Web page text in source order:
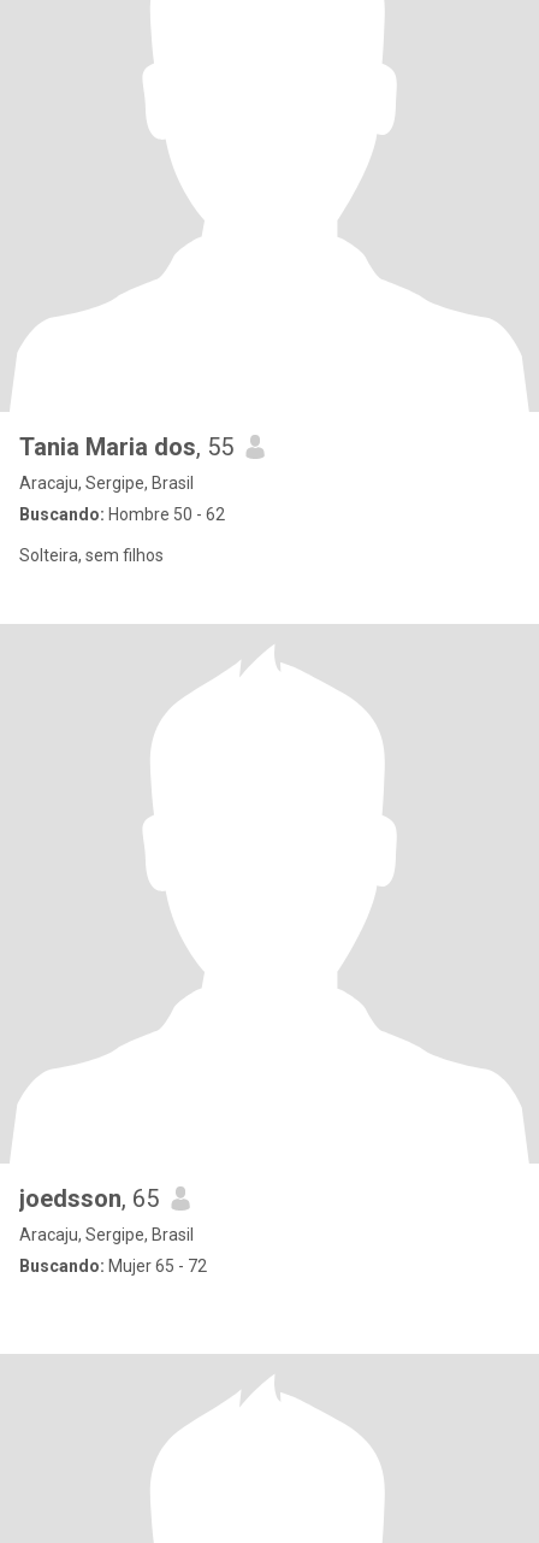
Tania Maria dos, 55
Aracaju, Sergipe, Brasil
Buscando: Hombre 50 - 62
Solteira, sem filhos
joedsson, 65
Aracaju, Sergipe, Brasil
Buscando: Mujer 65 - 72